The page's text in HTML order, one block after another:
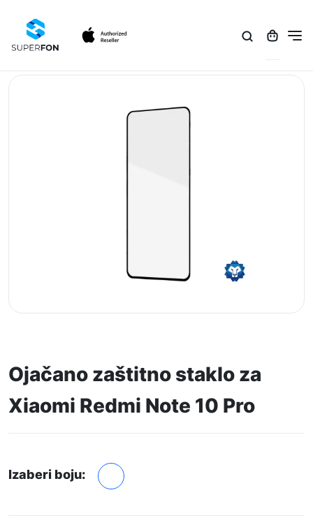
Ojačano zaštitno staklo za
Xiaomi Redmi Note 10 Pro
Izaberi boju: